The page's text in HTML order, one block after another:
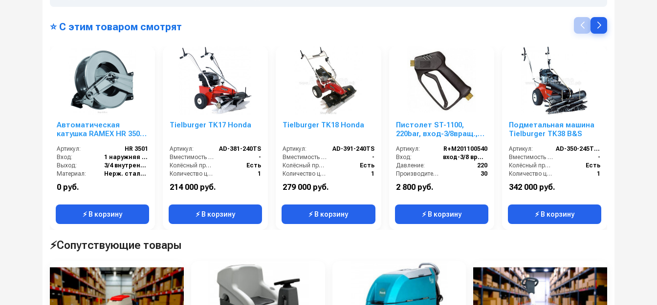
⭐ С этим товаром смотрят
Автоматическая
катушка RAMEX HR 3501
Артикул:
HR 3501
Вход:
1 наружняя резьба
Выход:
3/4 внутренняя резьба
Материал:
Нерж. сталь 304
В коробке:
Вес, кг:
0 руб.
⚡ В корзину
Tielburger TK17 Honda
Артикул:
AD-381-240TS
Вместимость бункера (л):
-
Колёсный привод:
Есть
Количество центральных мусоросборных валиков (шт):
1
Рабочая ширина (мм):
Рабочая ширина центральной щётки (мм):
214 000 руб.
⚡ В корзину
Tielburger TK18 Honda
Артикул:
AD-391-240TS
Вместимость бункера (л):
-
Колёсный привод:
Есть
Количество центральных мусоросборных валиков (шт):
1
Рабочая ширина (мм):
Рабочая ширина центральной щётки (мм):
279 000 руб.
⚡ В корзину
Пистолет ST-1100,
220bar, вход-3/8вращ.,
упаковке
Артикул:
R+M201100540
Вход:
вход-3/8 вращ
Давление:
220
Производительность (л/мин):
30
Страна-производитель:
2 800 руб.
⚡ В корзину
Подметальная машина
Tielburger TK38 B&S
Артикул:
AD-350-245TS / AD-350-045TS
Вместимость бункера (л):
-
Колёсный привод:
Есть
Количество центральных мусоросборных валиков (шт):
1
Рабочая ширина (мм):
Рабочая ширина центральной щётки (мм):
342 000 руб.
⚡ В корзину
⚡Сопутствующие товары